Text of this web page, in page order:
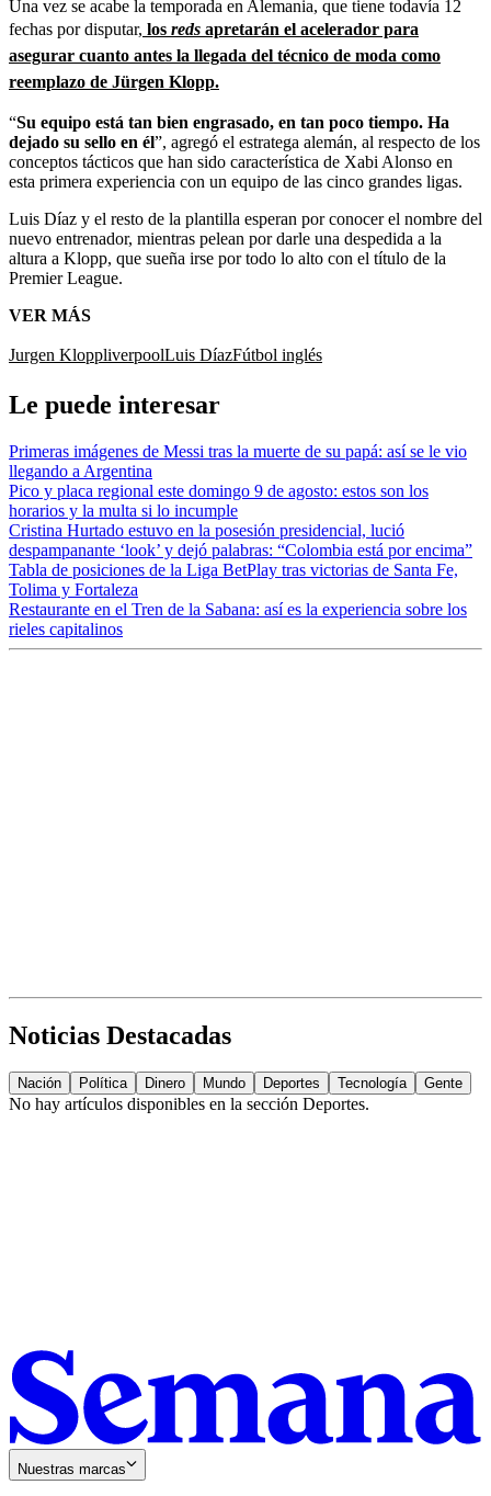
Una vez se acabe la temporada en Alemania, que tiene todavía 12
fechas por disputar, los reds apretarán el acelerador para
asegurar cuanto antes la llegada del técnico de moda como
reemplazo de Jürgen Klopp.
“Su equipo está tan bien engrasado, en tan poco tiempo. Ha
dejado su sello en él”, agregó el estratega alemán, al respecto de los
conceptos tácticos que han sido característica de Xabi Alonso en
esta primera experiencia con un equipo de las cinco grandes ligas.
Luis Díaz y el resto de la plantilla esperan por conocer el nombre del
nuevo entrenador, mientras pelean por darle una despedida a la
altura a Klopp, que sueña irse por todo lo alto con el título de la
Premier League.
VER MÁS
Jurgen KloppliverpoolLuis DíazFútbol inglés
Le puede interesar
Primeras imágenes de Messi tras la muerte de su papá: así se le vio
llegando a Argentina
Pico y placa regional este domingo 9 de agosto: estos son los
horarios y la multa si lo incumple
Cristina Hurtado estuvo en la posesión presidencial, lució
despampanante ‘look’ y dejó palabras: “Colombia está por encima”
Tabla de posiciones de la Liga BetPlay tras victorias de Santa Fe,
Tolima y Fortaleza
Restaurante en el Tren de la Sabana: así es la experiencia sobre los
rieles capitalinos
Noticias Destacadas
Nación Política Dinero Mundo Deportes Tecnología Gente
No hay artículos disponibles en la sección Deportes.
Nuestras marcas